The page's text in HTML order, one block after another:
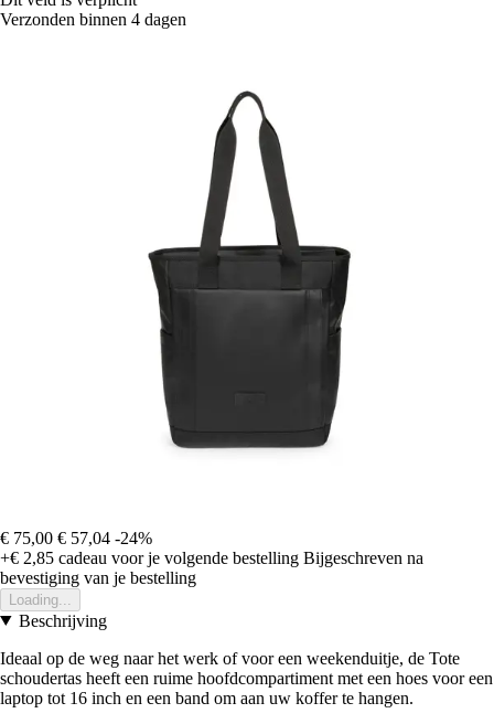
Verzonden binnen 4 dagen
€ 75,00 € 57,04 -24%
+€ 2,85 cadeau voor je volgende bestelling Bijgeschreven na
bevestiging van je bestelling
Loading...
Beschrijving
Ideaal op de weg naar het werk of voor een weekenduitje, de Tote
schoudertas heeft een ruime hoofdcompartiment met een hoes voor een
laptop tot 16 inch en een band om aan uw koffer te hangen.